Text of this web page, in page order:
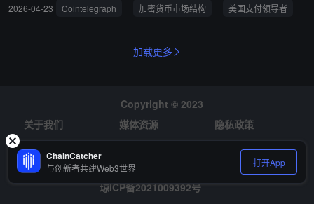
2026-04-23 Cointelegraph 加密货币市场结构 美国支付领导者
加载更多
Copyright © 2023
关于我们
媒体资源
隐私政策
风险提示
招聘
琼ICP备2021009392号
ChainCatcher
与创新者共建Web3世界 打开App